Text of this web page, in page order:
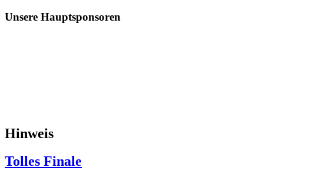
Unsere Hauptsponsoren
Hinweis
Tolles Finale